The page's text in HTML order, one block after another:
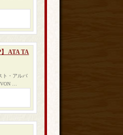
ATA TA
ト・アルバ
…